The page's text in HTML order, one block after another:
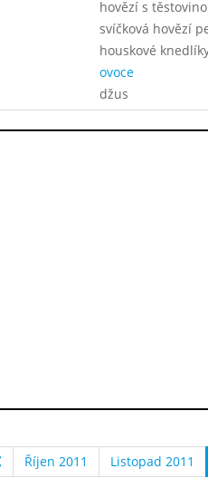
hovězí s
svíčková hovězí
houskové
ovoce
džus
Říjen 2011 Listopad 2011